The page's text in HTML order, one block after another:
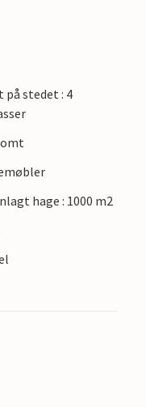
Papuk, du
på stedet : 4
hage : 1000 m2